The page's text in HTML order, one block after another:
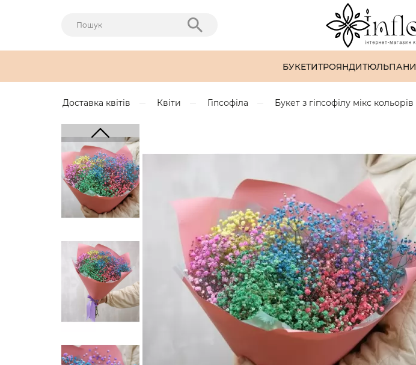
БУКЕТИТРОЯНДИТЮЛЬПАНИ
Доставка квітів Квіти Гіпсофіла Букет з гіпсофілу мікс кольорів